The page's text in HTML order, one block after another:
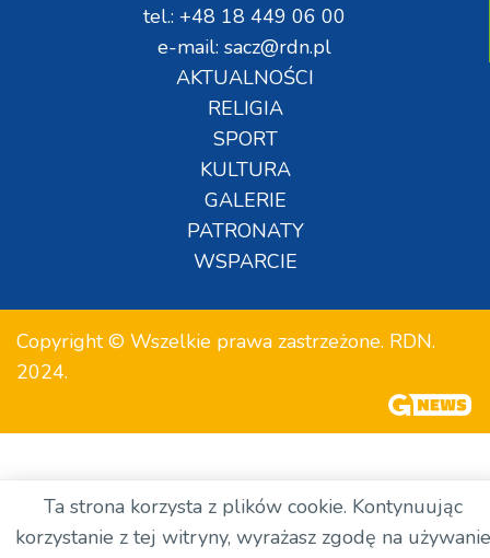
tel.: +48 18 449 06 00
e-mail: sacz@rdn.pl
AKTUALNOŚCI
RELIGIA
SPORT
KULTURA
GALERIE
PATRONATY
WSPARCIE
Copyright © Wszelkie prawa zastrzeżone. RDN.
2024.
Ta strona korzysta z plików cookie. Kontynuując
korzystanie z tej witryny, wyrażasz zgodę na używanie